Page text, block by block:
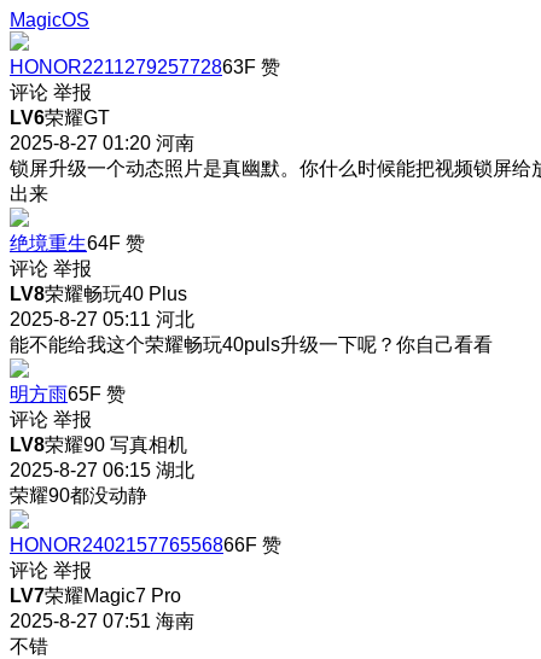
MagicOS
HONOR221127925772863F 赞
评论 举报
LV6荣耀GT
2025-8-27 01:20 河南
锁屏升级一个动态照片是真幽默。你什么时候能把视频锁屏给
出来
绝境重生64F 赞
评论 举报
LV8荣耀畅玩40 Plus
2025-8-27 05:11 河北
能不能给我这个荣耀畅玩40puls升级一下呢？你自己看看
明方雨65F 赞
评论 举报
LV8荣耀90 写真相机
2025-8-27 06:15 湖北
荣耀90都没动静
HONOR240215776556866F 赞
评论 举报
LV7荣耀Magic7 Pro
2025-8-27 07:51 海南
不错